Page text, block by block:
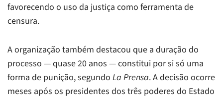
favorecendo o uso da justiça como ferramenta de
censura.
A organização também destacou que a duração do
processo — quase 20 anos — constitui por si só uma
forma de punição, segundo La Prensa. A decisão ocorre
meses após os presidentes dos três poderes do Estado